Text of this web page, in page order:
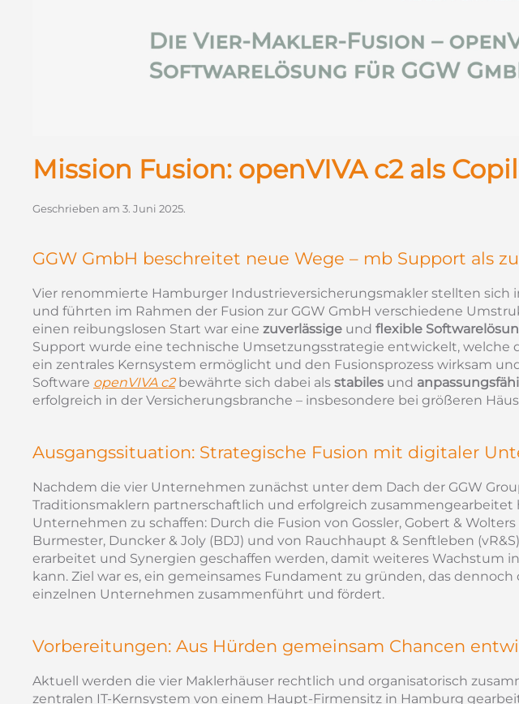
Mission Fusion: openVIVA c2 als
Geschrieben am 3. Juni 2025.
GGW GmbH beschreitet neue Wege – mb Support als
Vier renommierte Hamburger Industrieversicherungsmakler stellten sich
und führten im Rahmen der Fusion zur GGW GmbH verschiedene
einen reibungslosen Start war eine zuverlässige und flexible
Support wurde eine technische Umsetzungsstrategie entwickelt, welche
ein zentrales Kernsystem ermöglicht und den Fusionsprozess wirksam
Software openVIVA c2bewährte sich dabei als stabiles und
erfolgreich in der Versicherungsbranche – insbesondere bei größeren
Ausgangssituation: Strategische Fusion mit digitaler
Nachdem die vier Unternehmen zunächst unter dem Dach der GGW
Traditionsmaklern partnerschaftlich und erfolgreich
Unternehmen zu schaffen: Durch die Fusion von Gossler, Gobert & Wolters
Burmester, Duncker & Joly (BDJ) und von Rauchhaupt & Senftleben
erarbeitet und Synergien geschaffen werden, damit weiteres Wachstum
kann. Ziel war es, ein gemeinsames Fundament zu gründen, das
einzelnen Unternehmen zusammenführt und fördert.
Vorbereitungen: Aus Hürden gemeinsam Chancen
Aktuell werden die vier Maklerhäuser rechtlich und organisatorisch
zentralen IT-Kernsystem von einem Haupt-Firmensitz in Hamburg